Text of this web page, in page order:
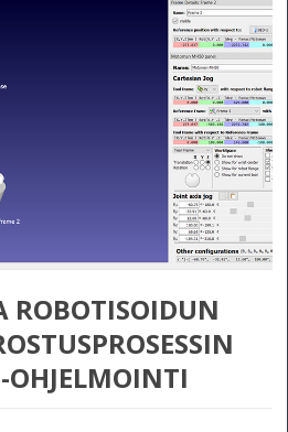
ROBOTISOIDUN
OHJELMOINTI